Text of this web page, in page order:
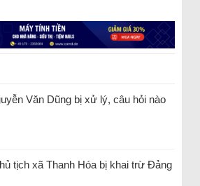
Văn Dũng bị xử lý, câu hỏi nào
tịch xã Thanh Hóa bị khai trừ Đảng